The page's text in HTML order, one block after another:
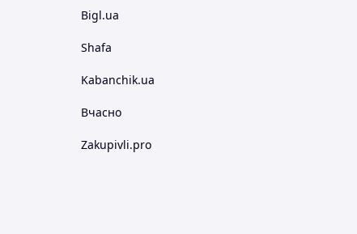
Bigl.ua
Shafa
Kabanchik.ua
Вчасно
Zakupivli.pro